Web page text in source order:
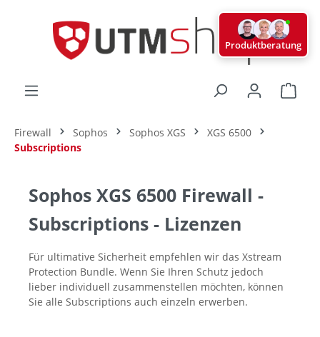
Firewall Sophos Sophos XGS
XGS 6500
Subscriptions
Sophos XGS 6500 Firewall -
Subscriptions - Lizenzen
Für ultimative Sicherheit empfehlen wir das Xstream
Protection Bundle. Wenn Sie Ihren Schutz jedoch
lieber individuell zusammenstellen möchten, können
Sie alle Subscriptions auch einzeln erwerben.
Produktberatung